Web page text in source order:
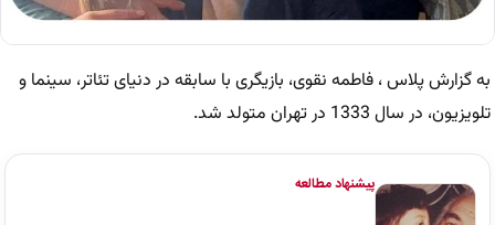
به گزارش پلاس ، فاطمه نقوی، بازیگری با سابقه در دنیای تئاتر، سینما و
تلویزیون، در سال 1333 در تهران متولد شد.
پیشنهاد مطالعه